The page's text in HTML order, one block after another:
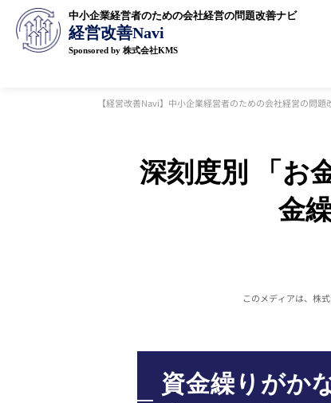
中小企業経営者のための会社経営の問題改善ナビ
経営改善Navi
Sponsored by 株式会社KMS
【経営改善Navi】中小企業経営者のための会社経営の問題
深刻度別 「お
金
このメディアは、株
資金繰りがか